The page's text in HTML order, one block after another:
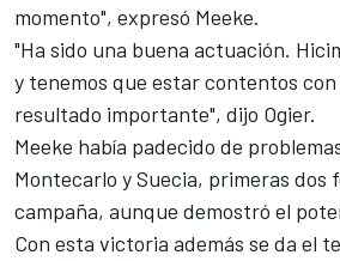
momento", expresó Meeke.
"Ha sido una buena actuación.
y tenemos que estar contentos con
resultado importante", dijo Ogier.
Meeke había padecido de
Montecarlo y Suecia, primeras dos
campaña, aunque demostró el
Con esta victoria además se da el